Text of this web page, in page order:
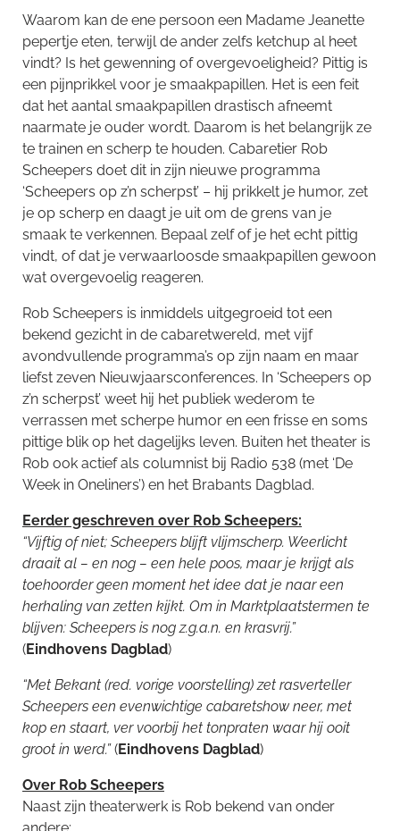
Waarom kan de ene persoon een Madame Jeanette
pepertje eten, terwijl de ander zelfs ketchup al heet
vindt? Is het gewenning of overgevoeligheid? Pittig is
een pijnprikkel voor je smaakpapillen. Het is een feit
dat het aantal smaakpapillen drastisch afneemt
naarmate je ouder wordt. Daarom is het belangrijk ze
te trainen en scherp te houden. Cabaretier Rob
Scheepers doet dit in zijn nieuwe programma
‘Scheepers op z’n scherpst’ – hij prikkelt je humor, zet
je op scherp en daagt je uit om de grens van je
smaak te verkennen. Bepaal zelf of je het echt pittig
vindt, of dat je verwaarloosde smaakpapillen gewoon
wat overgevoelig reageren.
Rob Scheepers is inmiddels uitgegroeid tot een
bekend gezicht in de cabaretwereld, met vijf
avondvullende programma’s op zijn naam en maar
liefst zeven Nieuwjaarsconferences. In ‘Scheepers op
z’n scherpst’ weet hij het publiek wederom te
verrassen met scherpe humor en een frisse en soms
pittige blik op het dagelijks leven. Buiten het theater is
Rob ook actief als columnist bij Radio 538 (met ‘De
Week in Oneliners’) en het Brabants Dagblad.
Eerder geschreven over Rob Scheepers:
“Vijftig of niet; Scheepers blijft vlijmscherp. Weerlicht
draait al – en nog – een hele poos, maar je krijgt als
toehoorder geen moment het idee dat je naar een
herhaling van zetten kijkt. Om in Marktplaatstermen te
blijven: Scheepers is nog z.g.a.n. en krasvrij.”
(Eindhovens Dagblad)
“Met Bekant (red. vorige voorstelling) zet rasverteller
Scheepers een evenwichtige cabaretshow neer, met
kop en staart, ver voorbij het tonpraten waar hij ooit
groot in werd.”(Eindhovens Dagblad)
Over Rob Scheepers
Naast zijn theaterwerk is Rob bekend van onder